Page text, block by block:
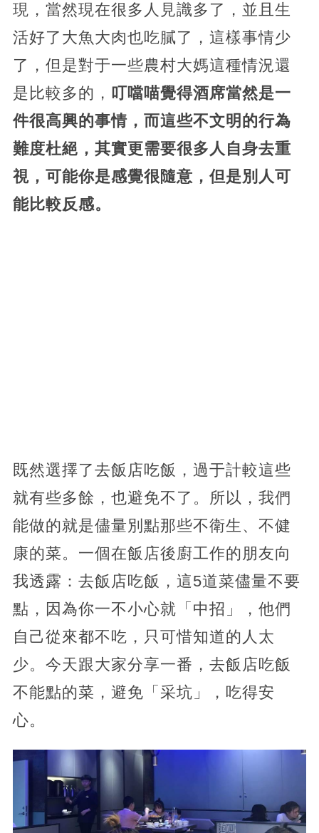
現，當然現在很多人見識多了，並且生
活好了大魚大肉也吃膩了，這樣事情少
了，但是對于一些農村大媽這種情況還
是比較多的， 叮噹喵覺得酒席當然是一
件很高興的事情，而這些不文明的行為
難度杜絕，其實更需要很多人自身去重
視，可能你是感覺很隨意，但是別人可
能比較反感。
既然選擇了去飯店吃飯，過于計較這些
就有些多餘，也避免不了。所以，我們
能做的就是儘量別點那些不衛生、不健
康的菜。一個在飯店後廚工作的朋友向
我透露：去飯店吃飯，這5道菜儘量不要
點，因為你一不小心就「中招」，他們
自己從來都不吃，只可惜知道的人太
少。今天跟大家分享一番，去飯店吃飯
不能點的菜，避免「采坑」，吃得安
心。